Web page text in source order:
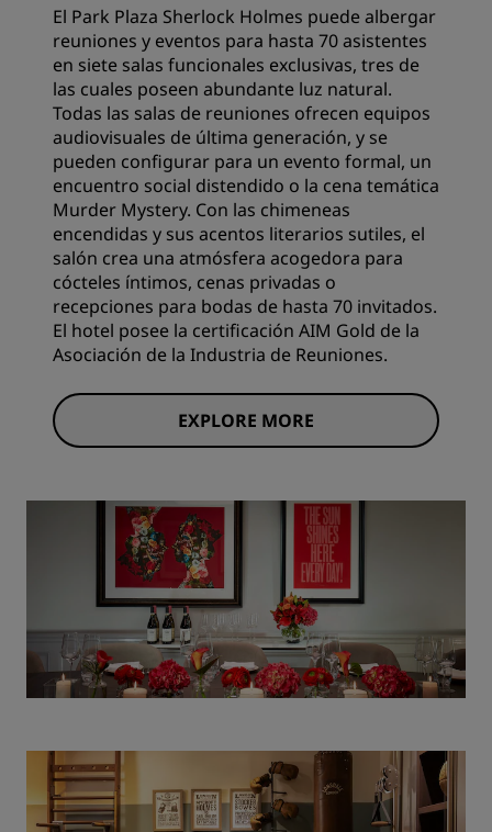
El Park Plaza Sherlock Holmes puede albergar
reuniones y eventos para hasta 70 asistentes
en siete salas funcionales exclusivas, tres de
las cuales poseen abundante luz natural.
Todas las salas de reuniones ofrecen equipos
audiovisuales de última generación, y se
pueden configurar para un evento formal, un
encuentro social distendido o la cena temática
Murder Mystery. Con las chimeneas
encendidas y sus acentos literarios sutiles, el
salón crea una atmósfera acogedora para
cócteles íntimos, cenas privadas o
recepciones para bodas de hasta 70 invitados.
El hotel posee la certificación AIM Gold de la
Asociación de la Industria de Reuniones.
EXPLORE MORE